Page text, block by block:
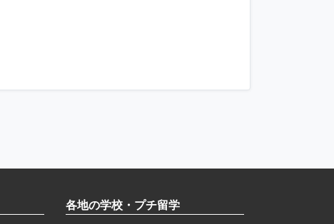
各地の学校・プチ留学